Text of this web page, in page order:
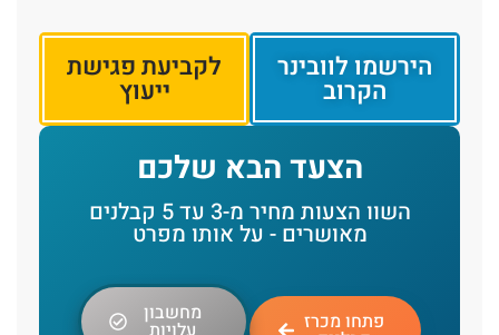
הירשמו לוובינר
הקרוב
לקביעת פגישת
ייעוץ
הצעד הבא שלכם
השוו הצעות מחיר מ-3 עד 5 קבלנים
מאושרים - על אותו מפרט
פתחו מכרז מחשבון